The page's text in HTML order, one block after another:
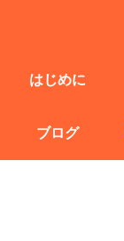
はじめに
ブログ